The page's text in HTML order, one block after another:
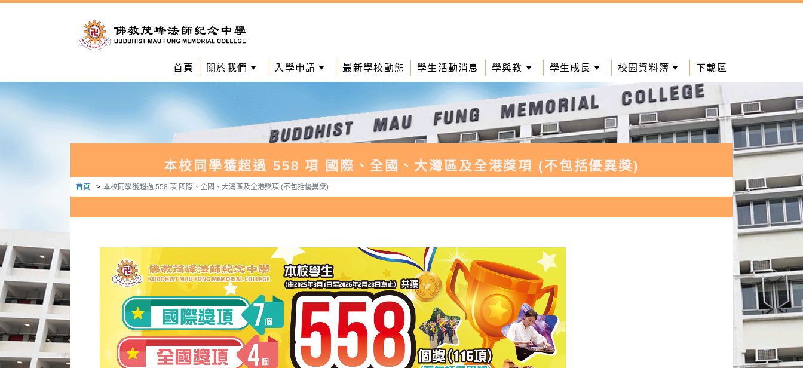
首頁 關於我們 入學申請 最新學校動態 學生活動消息 學與教 學生成長 校園資料簿 下載區
本校同學獲超過 558 項 國際、全國、大灣區及全港獎項 (不包括優異獎)
首頁 本校同學獲超過 558 項 國際、全國、大灣區及全港獎項 (不包括優異獎)